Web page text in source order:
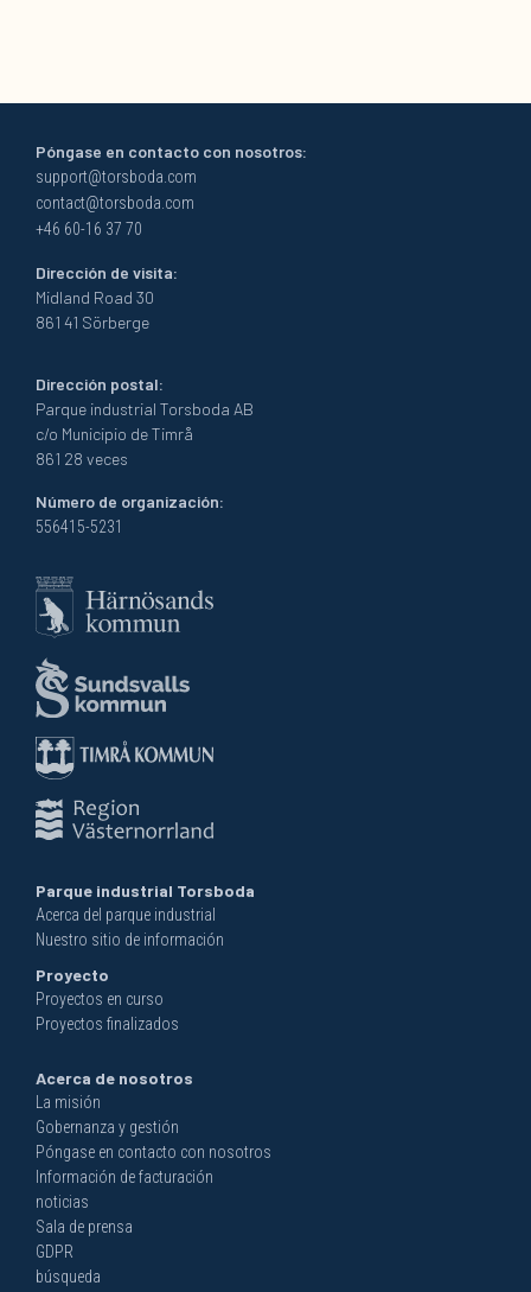
Póngase en contacto con nosotros:
support@torsboda.com
contact@torsboda.com
+46 60-16 37 70
Dirección de visita:
Midland Road 30
861 41 Sörberge
Dirección postal:
Parque industrial Torsboda AB
c/o Municipio de Timrå
861 28 veces
Número de organización:
556415-5231
Parque industrial Torsboda
Acerca del parque industrial
Nuestro sitio de información
Proyecto
Proyectos en curso
Proyectos finalizados
Acerca de nosotros
La misión
Gobernanza y gestión
Póngase en contacto con nosotros
Información de facturación
noticias
Sala de prensa
GDPR
búsqueda